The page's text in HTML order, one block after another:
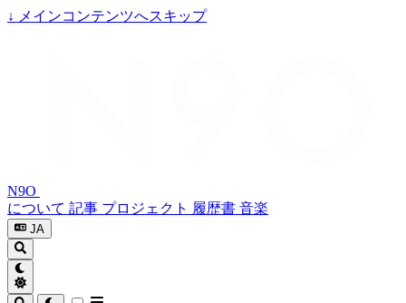
↓ メインコンテンツへスキップ
N9O
について 記事 プロジェクト 履歴書 音楽
JA